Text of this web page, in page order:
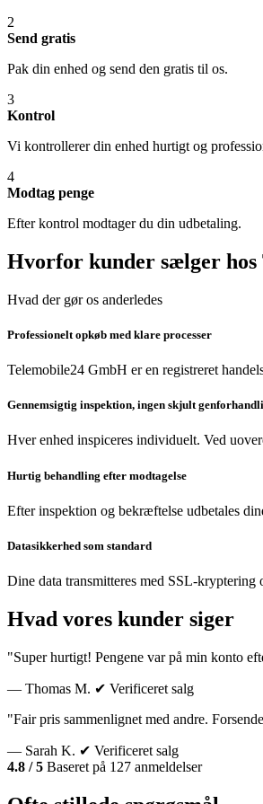
2
Send gratis
Pak din enhed og send den gratis til os.
3
Kontrol
Vi kontrollerer din enhed hurtigt og
4
Modtag penge
Efter kontrol modtager du din udbetaling.
Hvorfor kunder sælger hos
Hvad der gør os anderledes
Professionelt opkøb med klare processer
Telemobile24 GmbH er en registreret
Gennemsigtig inspektion, ingen skjult
Hver enhed inspiceres individuelt. Ved
Hurtig behandling efter modtagelse
Efter inspektion og bekræftelse udbetales
Datasikkerhed som standard
Dine data transmitteres med SSL-kryptering
Hvad vores kunder siger
"Super hurtigt! Pengene var på min konto
— Thomas M. ✔ Verificeret salg
"Fair pris sammenlignet med andre.
— Sarah K. ✔ Verificeret salg
4.8 / 5 Baseret på 127 anmeldelser